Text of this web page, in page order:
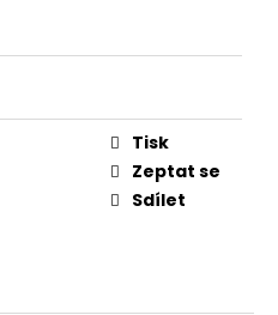
Tisk
Zeptat se
Sdílet